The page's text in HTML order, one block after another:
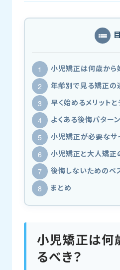
小児矯正は何歳から
年齢別で見る矯正の
早く始めるメリットと
よくある後悔パターン
小児矯正が必要なサ
小児矯正と大人矯正
後悔しないためのベ
まとめ
小児矯正は何
るべき？